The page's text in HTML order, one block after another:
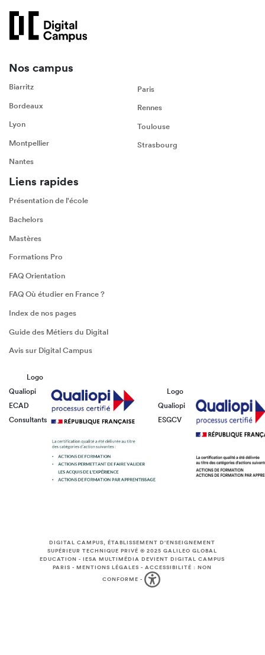
Nos campus
Biarritz
Bordeaux
Lyon
Montpellier
Nantes
Paris
Rennes
Toulouse
Strasbourg
Liens rapides
Présentation de l'école
Bachelors
Mastères
Formations Pro
FAQ Orientation
FAQ Où étudier en France ?
Index de nos pages
Guide des Métiers du Digital
Avis sur Digital Campus
Logo
Qualiopi
ECAD
Consultants
Logo
Qualiopi
ESGCV
DIGITAL CAMPUS, ÉTABLISSEMENT D'ENSEIGNEMENT
SUPÉRIEUR TECHNIQUE PRIVÉ © 2025GALILEO GLOBAL
EDUCATION -IESA MULTIMÉDIA DEVIENT DIGITAL CAMPUS
PARIS -MENTIONS LÉGALES -ACCESSIBILITÉ : NON
CONFORME -